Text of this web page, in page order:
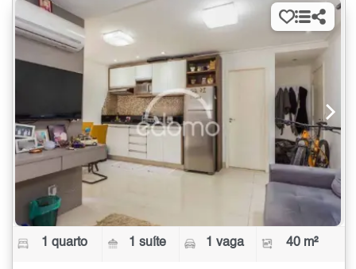
1 quarto 1 suíte 1 vaga 40 m²